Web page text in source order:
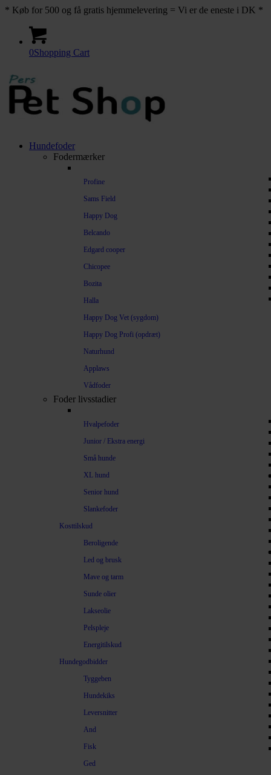
* Køb for 500 og få gratis hjemmelevering = Vi er de eneste i DK *
0Shopping Cart
Hundefoder
Fodermærker
Profine
Sams Field
Happy Dog
Belcando
Edgard cooper
Chicopee
Bozita
Halla
Happy Dog Vet (sygdom)
Happy Dog Profi (opdræt)
Naturhund
Applaws
Vådfoder
Foder livsstadier
Hvalpefoder
Junior / Ekstra energi
Små hunde
XL hund
Senior hund
Slankefoder
Kosttilskud
Beroligende
Led og brusk
Mave og tarm
Sunde olier
Lakseolie
Pelspleje
Energitilskud
Hundegodbidder
Tyggeben
Hundekiks
Leversnitter
And
Fisk
Ged